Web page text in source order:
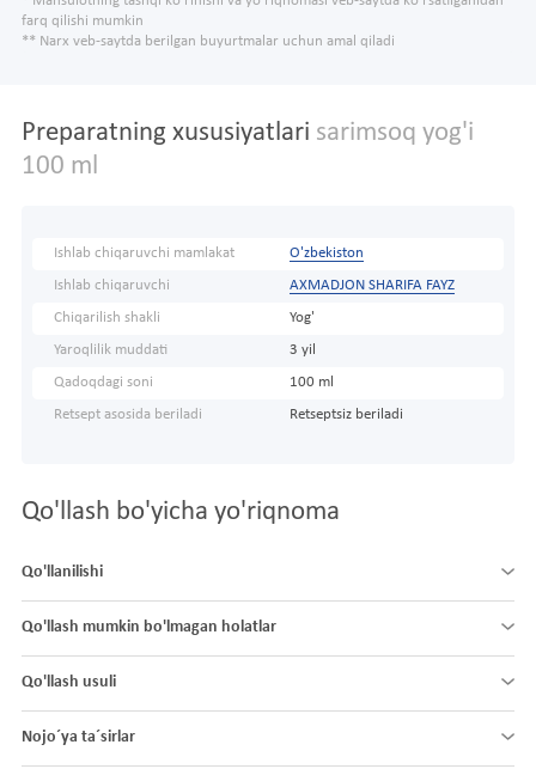
farq qilishi mumkin
** Narx veb-saytda berilgan buyurtmalar uchun amal qiladi
Preparatning xususiyatlari sarimsoq yog'i
100 ml
Ishlab chiqaruvchi mamlakat O'zbekiston
Ishlab chiqaruvchi AXMADJON SHARIFA FAYZ
Chiqarilish shakli Yog'
Yaroqlilik muddati 3 yil
Qadoqdagi soni 100 ml
Retsept asosida beriladi Retseptsiz beriladi
Qo'llash bo'yicha yo'riqnoma
Qo'llanilishi
Qo'llash mumkin bo'lmagan holatlar
Qo'llash usuli
Nojo´ya ta´sirlar